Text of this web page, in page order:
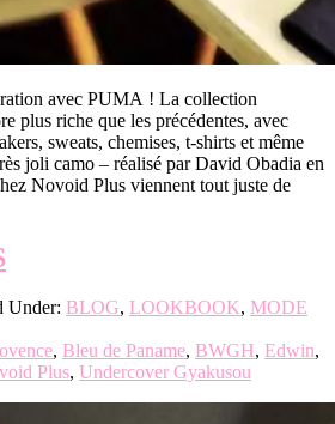
avec PUMA ! La collection
plus riche que les précédentes, avec
sweats, chemises, t-shirts et même
joli camo – réalisé par David Obadia en
Novoid Plus viennent tout juste de
Under: BLOG, LOOKBOOK, MODE
, Bleu de Paname, BWGH, Edwin,
Plus, Undercover Gyakusou